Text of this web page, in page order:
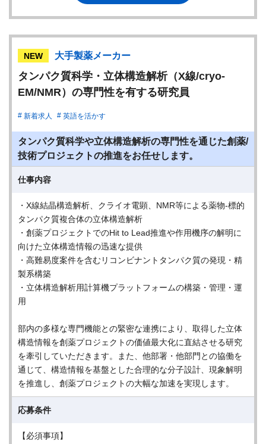
NEW 大手製薬メーカー
タンパク質科学・立体構造解析（X線/cryo-
EM/NMR）の専門性を有する研究員
新着求人 英語を活かす
タンパク質科学や立体構造解析の専門性を通じた創薬/
技術プロジェクトの推進をお任せします。
仕事内容
・X線結晶構造解析、クライオ電顕、NMR等による薬物-標的
タンパク質複合体の立体構造解析
・創薬プロジェクトでのHit to Lead推進や作用機序の解明に
向けた立体構造情報の迅速な提供
・高難易度案件を含むリコンビナントタンパク質の発現・精
製系構築
・立体構造解析用計算機プラットフォームの構築・管理・運
用
部内の多様な専門機能との緊密な連携により、取得した立体
構造情報を創薬プロジェクトの価値最大化に直結させる研究
を牽引していただきます。また、他部署・他部門との協働を
通じて、構造情報を基盤とした合理的な分子設計、現象解明
を推進し、創薬プロジェクトの大幅な加速を実現します。
応募条件
【必須事項】